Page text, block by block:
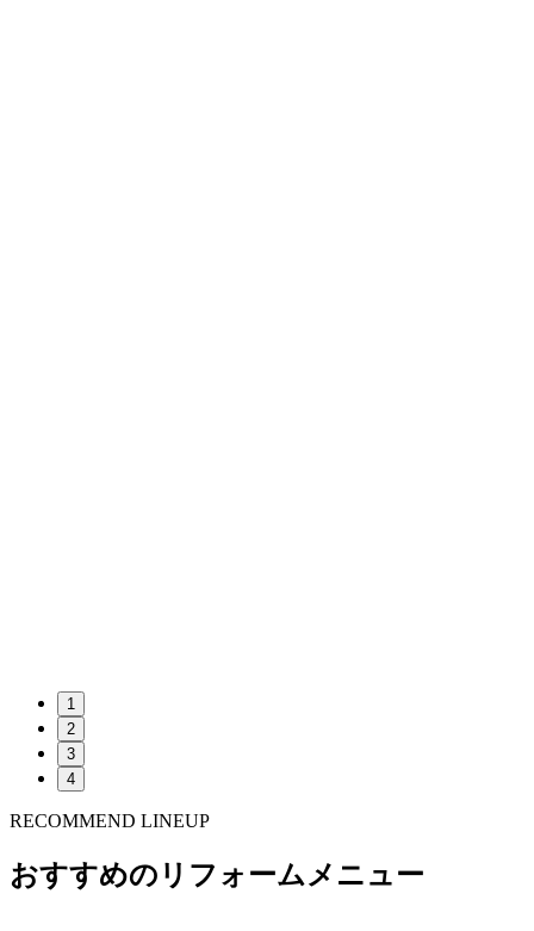
1
2
3
4
RECOMMEND LINEUP
おすすめのリフォームメニュー